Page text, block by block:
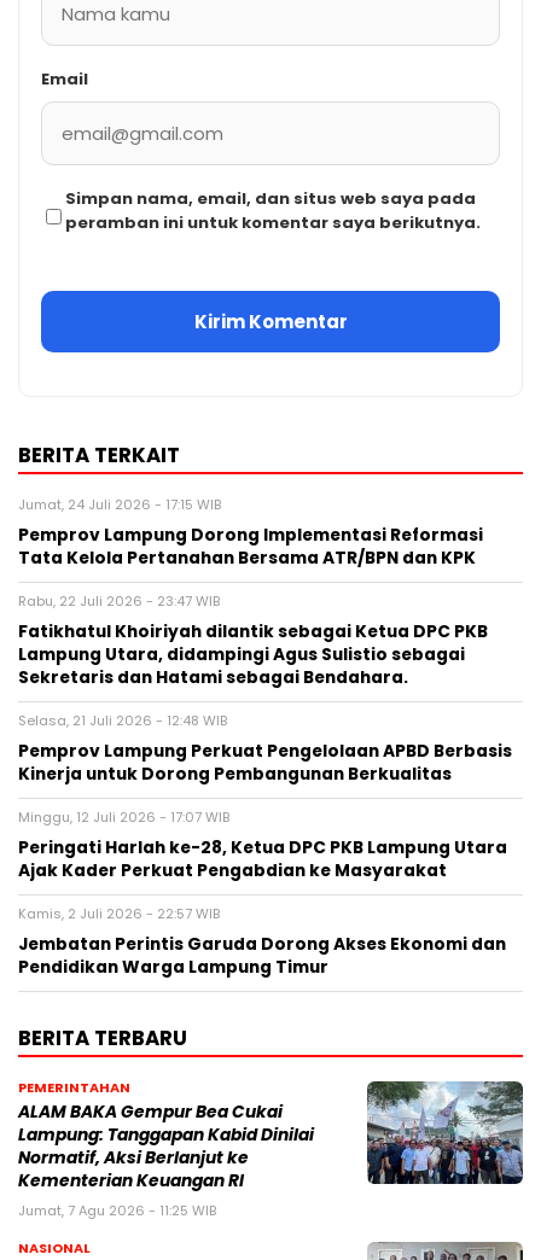
Email
Simpan nama, email, dan situs web saya pada
peramban ini untuk komentar saya berikutnya.
BERITA TERKAIT
Jumat, 24 Juli 2026 - 17:15 WIB
Pemprov Lampung Dorong Implementasi Reformasi
Tata Kelola Pertanahan Bersama ATR/BPN dan KPK
Rabu, 22 Juli 2026 - 23:47 WIB
Fatikhatul Khoiriyah dilantik sebagai Ketua DPC PKB
Lampung Utara, didampingi Agus Sulistio sebagai
Sekretaris dan Hatami sebagai Bendahara.
Selasa, 21 Juli 2026 - 12:48 WIB
Pemprov Lampung Perkuat Pengelolaan APBD Berbasis
Kinerja untuk Dorong Pembangunan Berkualitas
Minggu, 12 Juli 2026 - 17:07 WIB
Peringati Harlah ke-28, Ketua DPC PKB Lampung Utara
Ajak Kader Perkuat Pengabdian ke Masyarakat
Kamis, 2 Juli 2026 - 22:57 WIB
Jembatan Perintis Garuda Dorong Akses Ekonomi dan
Pendidikan Warga Lampung Timur
BERITA TERBARU
PEMERINTAHAN
ALAM BAKA Gempur Bea Cukai
Lampung: Tanggapan Kabid Dinilai
Normatif, Aksi Berlanjut ke
Kementerian Keuangan RI
Jumat, 7 Agu 2026 - 11:25 WIB
NASIONAL